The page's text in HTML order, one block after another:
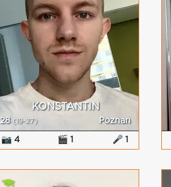
KONSTANTIN
28 (19-27) Poznan
📷 4 🎬 1 🎤 1